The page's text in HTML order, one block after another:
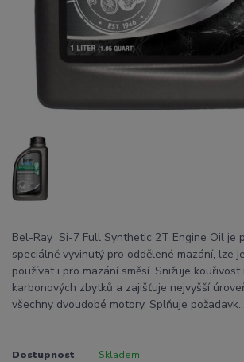
Bel-Ray Si-7 Full Synthetic 2T Engine Oil je
speciálně vyvinutý pro oddělené mazání, lze
používat i pro mazání směsí. Snižuje
karbonových zbytků a zajišťuje nejvyšší
všechny dvoudobé motory. Splňuje požadavk...
Dostupnost Skladem